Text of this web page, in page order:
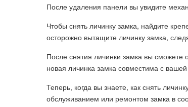
После удаления панели вы увидите
Чтобы снять личинку замка, найдите
осторожно вытащите личинку замка,
После снятия личинки замка вы сможете
новая личинка замка совместима с
Теперь, когда вы знаете, как снять
обслуживанием или ремонтом замка в